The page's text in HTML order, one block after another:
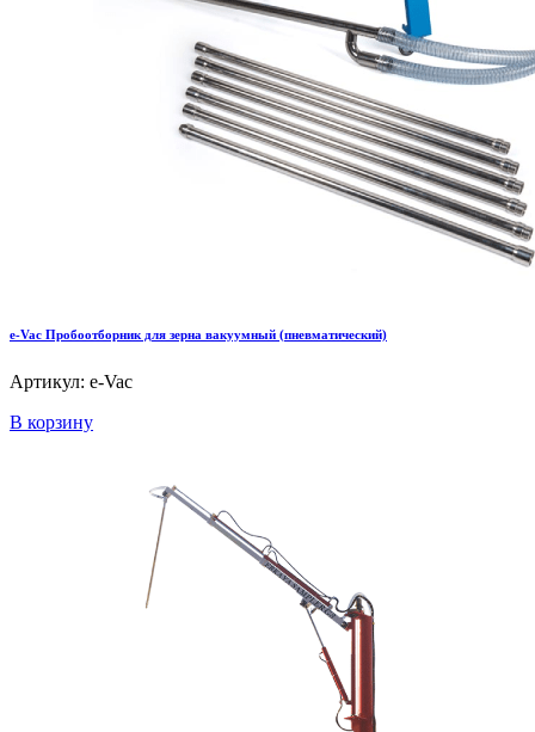
e-Vac Пробоотборник для зерна вакуумный (пневматический)
Артикул: e-Vac
В корзину